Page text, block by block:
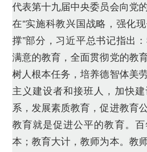
代表第十九届中央委员会向党
在“实施科教兴国战略，强化
撑”部分，习近平总书记指出
满意的教育，全面贯彻党的教
树人根本任务，培养德智体美
主义建设者和接班人，加快
系，发展素质教育，促进教育
教育就是促进公平的教育。
本；教育大计，教师为本。教